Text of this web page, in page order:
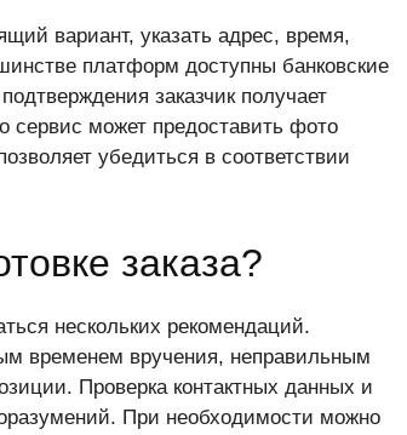
вариант, указать адрес, время,
платформ доступны банковские
заказчик получает
сервис может предоставить фото
убедиться в соответствии
заказа?
нескольких рекомендаций.
временем вручения, неправильным
Проверка контактных данных и
При необходимости можно